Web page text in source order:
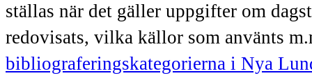
ställas när det gäller uppgifter om
redovisats, vilka källor som använts
bibliograferingskategorierna i Nya